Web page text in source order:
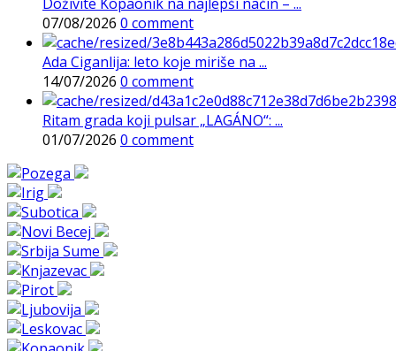
07/08/2026 0 comment
Ada Ciganlija: leto koje miriše na ...
14/07/2026 0 comment
Ritam grada koji pulsar „LAGÁNO“: ...
01/07/2026 0 comment